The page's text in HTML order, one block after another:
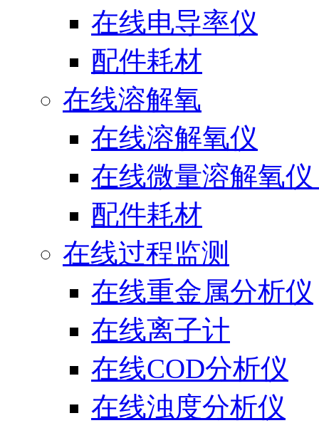
在线电导率仪
配件耗材
在线溶解氧
在线溶解氧仪
在线微量溶解氧仪
配件耗材
在线过程监测
在线重金属分析仪
在线离子计
在线COD分析仪
在线浊度分析仪